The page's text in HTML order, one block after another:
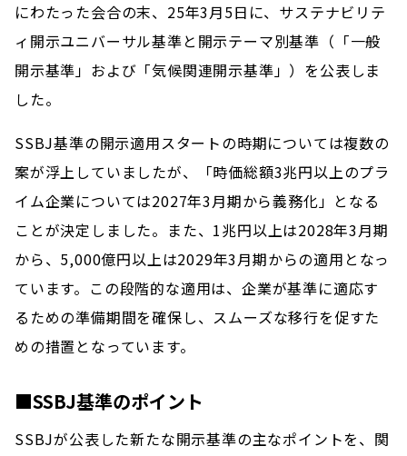
にわたった会合の末、25年3月5日に、サステナビリテ
ィ開示ユニバーサル基準と開示テーマ別基準（「一般
開示基準」および「気候関連開示基準」）を公表しま
した。
SSBJ基準の開示適用スタートの時期については複数の
案が浮上していましたが、「時価総額3兆円以上のプラ
イム企業については2027年3月期から義務化」となる
ことが決定しました。また、1兆円以上は2028年3月期
から、5,000億円以上は2029年3月期からの適用となっ
ています。この段階的な適用は、企業が基準に適応す
るための準備期間を確保し、スムーズな移行を促すた
めの措置となっています。
■SSBJ基準のポイント
SSBJが公表した新たな開示基準の主なポイントを、関